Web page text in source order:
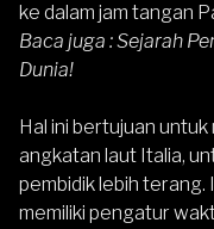
ke dalam jam tangan
Baca juga :Sejarah
Dunia!
Hal ini bertujuan
angkatan laut Italia,
pembidik lebih terang.
memiliki pengatur